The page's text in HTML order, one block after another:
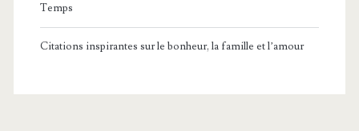
Temps
Citations inspirantes sur le bonheur, la famille et l’amour